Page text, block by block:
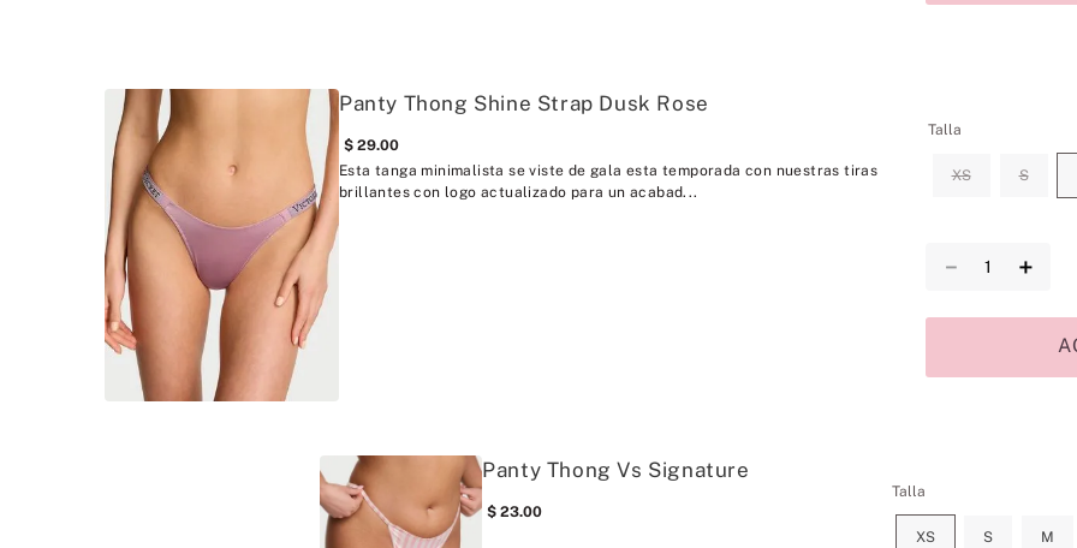
Panty Thong Shine Strap Dusk Rose
29.00
Esta tanga minimalista se viste de gala esta temporada con nuestras tiras
brillantes con logo actualizado para un acabad...
Talla
XS S
＋
－
Panty Thong Vs Signature
23.00
Talla
XS S M